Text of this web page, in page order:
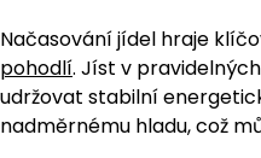
Načasování jídel hraje
pohodlí. Jíst v
udržovat stabilní
nadměrnému hladu, což